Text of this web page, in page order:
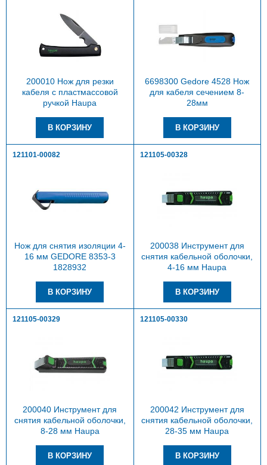
200010 Нож для резки
кабеля с пластмассовой
ручкой Haupa
6698300 Gedore 4528 Нож
для кабеля сечением 8-
28мм
121101-00082
Нож для снятия изоляции 4-
16 мм GEDORE 8353-3
1828932
121105-00328
200038 Инструмент для
снятия кабельной оболочки,
4-16 мм Haupa
121105-00329
200040 Инструмент для
снятия кабельной оболочки,
8-28 мм Haupa
121105-00330
200042 Инструмент для
снятия кабельной оболочки,
28-35 мм Haupa